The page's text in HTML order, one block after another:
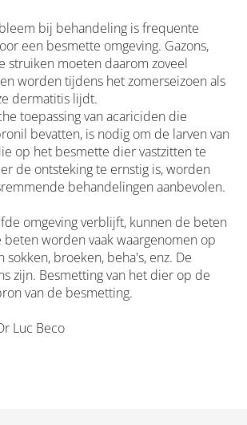
bij behandeling is frequente
een besmette omgeving. Gazons,
struiken moeten daarom zoveel
worden tijdens het zomerseizoen als
dermatitis lijdt.
toepassing van acariciden die
bevatten, is nodig om de larven van
op het besmette dier vastzitten te
de ontsteking te ernstig is, worden
behandelingen aanbevolen.
omgeving verblijft, kunnen de beten
beten worden vaak waargenomen op
sokken, broeken, beha's, enz. De
zijn. Besmetting van het dier op de
van de besmetting.
Luc Beco